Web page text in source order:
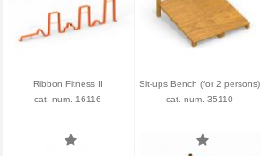
Ribbon Fitness II
cat. num. 16116
Sit-ups Bench (for 2 persons)
cat. num. 35110